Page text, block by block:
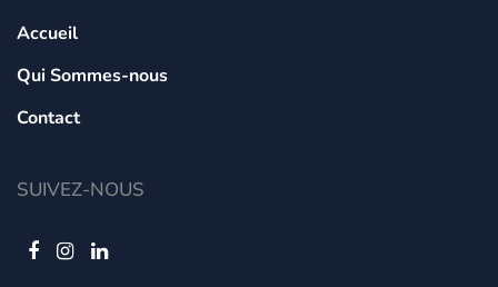
Accueil
Qui Sommes-nous
Contact
SUIVEZ-NOUS